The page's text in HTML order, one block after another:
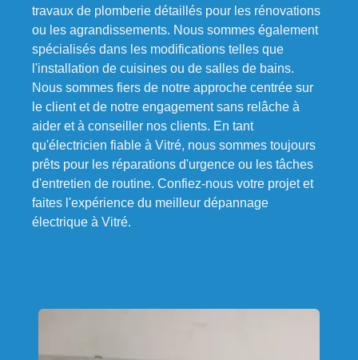
travaux de plomberie détaillés pour les rénovations
ou les agrandissements. Nous sommes également
spécialisés dans les modifications telles que
l'installation de cuisines ou de salles de bains.
Nous sommes fiers de notre approche centrée sur
le client et de notre engagement sans relâche à
aider et à conseiller nos clients. En tant
qu'électricien fiable à Vitré, nous sommes toujours
prêts pour les réparations d'urgence ou les tâches
d'entretien de routine. Confiez-nous votre projet et
faites l'expérience du meilleur dépannage
électrique à Vitré.